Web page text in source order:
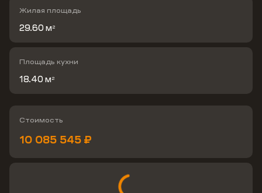
Жилая площадь
29.60 м 2
Площадь кухни
18.40 м 2
Стоимость
10 085 545 ₽